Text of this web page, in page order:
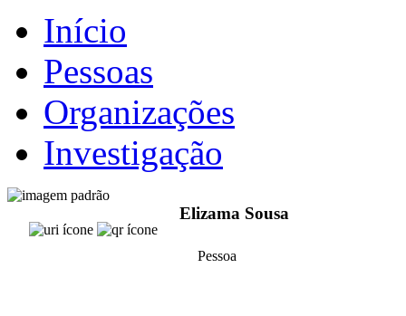
Início
Pessoas
Organizações
Investigação
Elizama Sousa
Pessoa